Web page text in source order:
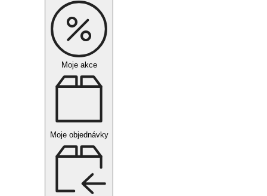
Moje akce
Moje objednávky